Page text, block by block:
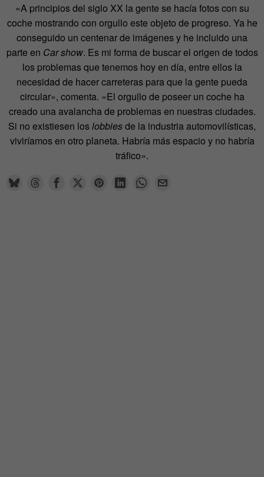
«A principios del siglo XX la gente se hacía fotos con su
coche mostrando con orgullo este objeto de progreso. Ya he
conseguido un centenar de imágenes y he incluido una
parte en Car show. Es mi forma de buscar el origen de todos
los problemas que tenemos hoy en día, entre ellos la
necesidad de hacer carreteras para que la gente pueda
circular», comenta. «El orgullo de poseer un coche ha
creado una avalancha de problemas en nuestras ciudades.
Si no existiesen loslobbiesde la industria automovilísticas,
viviríamos en otro planeta. Habría más espacio y no habría
tráfico».